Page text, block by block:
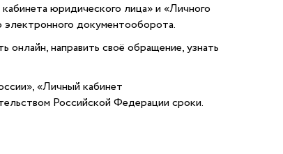
юридического лица» и «Личного
электронного документооборота.
направить своё обращение, узнать
«Личный кабинет
Российской Федерации сроки.